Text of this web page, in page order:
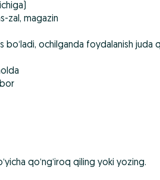
zal, magazin
ochilganda foydalanish juda
qo‘ng‘iroq qiling yoki yozing.